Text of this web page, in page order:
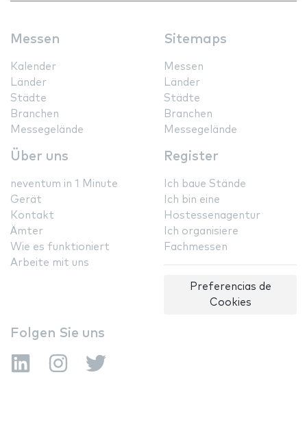
Messen
Kalender
Länder
Städte
Branchen
Messegelände
Sitemaps
Messen
Länder
Städte
Branchen
Messegelände
Über uns
neventum in 1 Minute
Gerät
Kontakt
Ämter
Wie es funktioniert
Arbeite mit uns
Register
Ich baue Stände
Ich bin eine
Hostessenagentur
Ich organisiere
Fachmessen
Preferencias de
Cookies
Folgen Sie uns